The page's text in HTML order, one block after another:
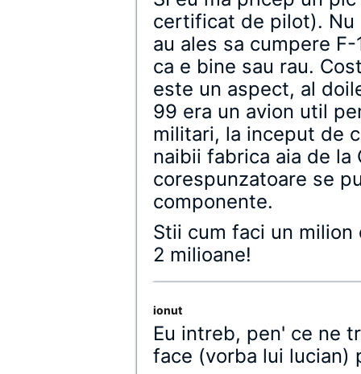
certificat de pilot). Nu
au ales sa cumpere
ca e bine sau rau.
este un aspect, al
99 era un avion util
militari, la inceput de
naibii fabrica aia de
corespunzatoare se
componente.
Stii cum faci un
2 milioane!
ionut
Eu intreb, pen' ce ne
face (vorba lui lucian)